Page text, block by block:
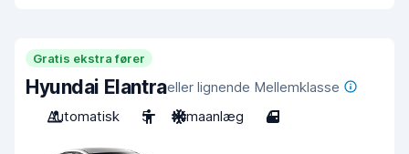
Gratis ekstra fører
Hyundai Elantraeller lignende Mellemklasse
Automatisk
5 Klimaanlæg 4